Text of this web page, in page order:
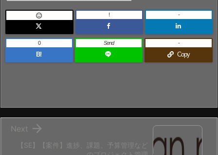
 ! -
B!
0 Send
Copy
-
【SE】【案件】進捗、課題、予算管理など

Next